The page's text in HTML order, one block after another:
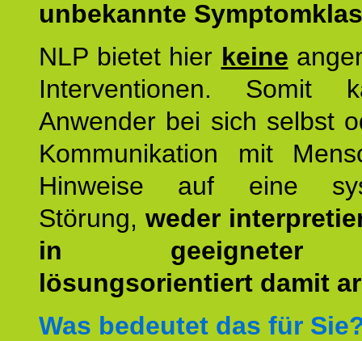
unbekannte
NLP bietet hier keine
Interventionen. Somit
Anwender bei sich selbst
Kommunikation mit
Hinweise auf eine
Störung, weder
in geeigneter
lösungsorientiert damit
Was bedeutet das für